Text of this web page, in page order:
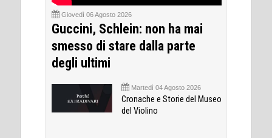
Giovedì 06 Agosto 2026
Guccini, Schlein: non ha mai
smesso di stare dalla parte
degli ultimi
Martedì 04 Agosto 2026
Cronache e Storie del Museo
del Violino